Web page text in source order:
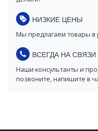
НИЗКИЕ ЦЕНЫ
Мы предлагаем товары
ВСЕГДА НА СВЯЗИ
Наши консультанты и
позвоните, напишите в